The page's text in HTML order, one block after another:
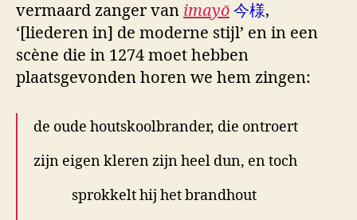
vermaard zanger van imayō 今様,
‘[liederen in] de moderne stijl’ en in een
scène die in 1274 moet hebben
plaatsgevonden horen we hem zingen:
de oude houtskoolbrander, die ontroert
zijn eigen kleren zijn heel dun, en toch
sprokkelt hij het brandhout